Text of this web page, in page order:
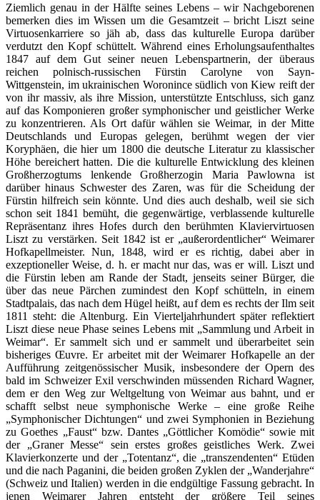
Ziemlich genau in der Hälfte seines Lebens – wir Nachgeborenen
bemerken dies im Wissen um die Gesamtzeit – bricht Liszt seine
Virtuosenkarriere so jäh ab, dass das kulturelle Europa darüber
verdutzt den Kopf schüttelt. Während eines Erholungsaufenthaltes
1847 auf dem Gut seiner neuen Lebenspartnerin, der überaus
reichen polnisch-russischen Fürstin Carolyne von Sayn-
Wittgenstein, im ukrainischen Woronince südlich von Kiew reift der
von ihr massiv, als ihre Mission, unterstützte Entschluss, sich ganz
auf das Komponieren großer symphonischer und geistlicher Werke
zu konzentrieren. Als Ort dafür wählen sie Weimar, in der Mitte
Deutschlands und Europas gelegen, berühmt wegen der vier
Koryphäen, die hier um 1800 die deutsche Literatur zu klassischer
Höhe bereichert hatten. Die die kulturelle Entwicklung des kleinen
Großherzogtums lenkende Großherzogin Maria Pawlowna ist
darüber hinaus Schwester des Zaren, was für die Scheidung der
Fürstin hilfreich sein könnte. Und dies auch deshalb, weil sie sich
schon seit 1841 bemüht, die gegenwärtige, verblassende kulturelle
Repräsentanz ihres Hofes durch den berühmten Klaviervirtuosen
Liszt zu verstärken. Seit 1842 ist er „außerordentlicher“ Weimarer
Hofkapellmeister.Nun, 1848, wird er es richtig, dabei aber in
exzeptioneller Weise, d. h. er macht nur das, was er will. Liszt und
die Fürstin leben am Rande der Stadt, jenseits seiner Bürger, die
über das neue Pärchen zumindest den Kopf schütteln, in einem
Stadtpalais, das nach dem Hügel heißt, auf dem es rechts der Ilm seit
1811 steht: die Altenburg. Ein Vierteljahrhundert später reflektiert
Liszt diese neue Phase seines Lebens mit „Sammlung und Arbeit in
Weimar“. Er sammelt sich und er sammelt und überarbeitet sein
bisheriges Œuvre. Er arbeitet mit der Weimarer Hofkapelle an der
Aufführung zeitgenössischer Musik, insbesondere der Opern des
bald im Schweizer Exil verschwinden müssenden Richard Wagner,
dem er den Weg zur Weltgeltung von Weimar aus bahnt, und er
schafft selbst neue symphonische Werke – eine große Reihe
„Symphonischer Dichtungen“ und zwei Symphonien in Beziehung
zu Goethes „Faust“ bzw. Dantes „Göttlicher Komödie“ sowie mit
der „Graner Messe“ sein erstes großes geistliches Werk. Zwei
Klavierkonzerte und der „Totentanz“, die „transzendenten“ Etüden
und die nach Paganini, die beiden großen Zyklen der „Wanderjahre“
(Schweiz und Italien) werden in die endgültige Fassung gebracht. In
jenen Weimarer Jahren entsteht der größere Teil seines